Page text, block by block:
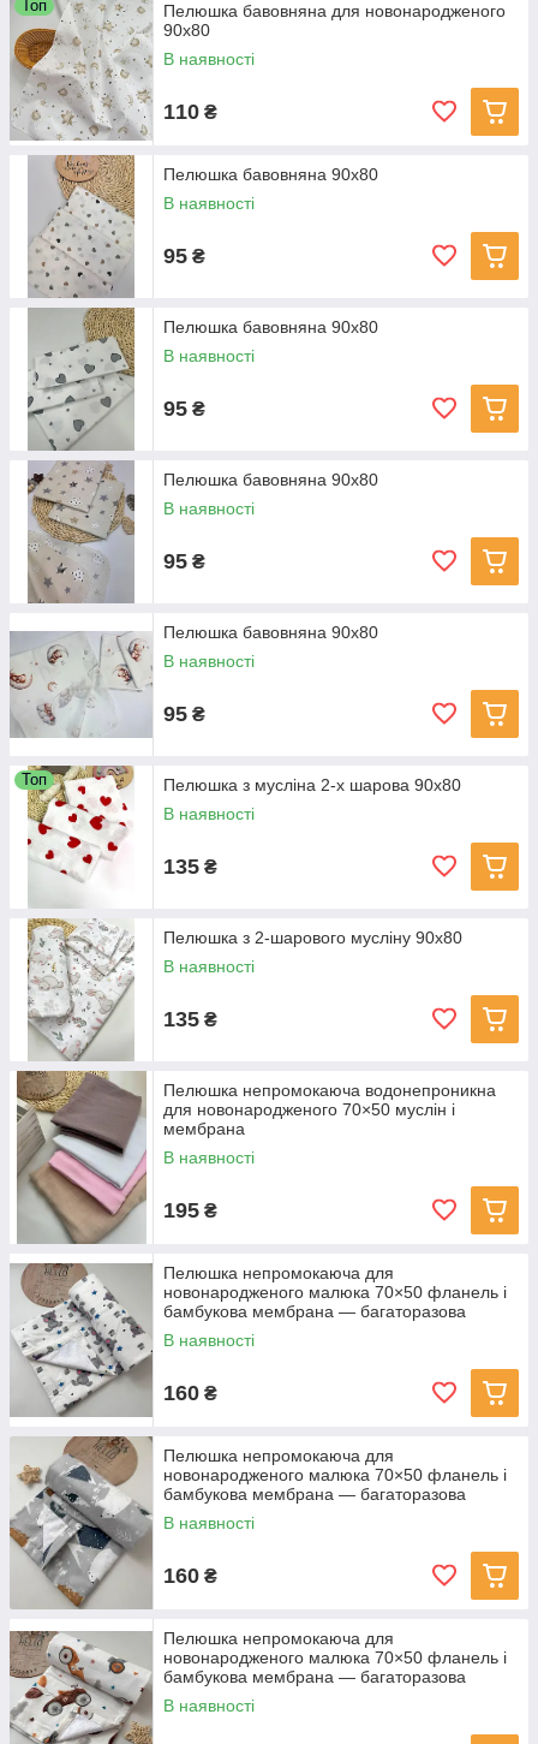
Топ
Пелюшка бавовняна для новонародженого
90х80
В наявності
110 ₴
Пелюшка бавовняна 90х80
В наявності
95 ₴
Пелюшка бавовняна 90х80
В наявності
95 ₴
Пелюшка бавовняна 90х80
В наявності
95 ₴
Пелюшка бавовняна 90х80
В наявності
95 ₴
Топ
Пелюшка з мусліна 2-х шарова 90х80
В наявності
135 ₴
Пелюшка з 2-шарового мусліну 90х80
В наявності
135 ₴
Пелюшка непромокаюча водонепроникна
для новонародженого 70×50 муслін і
мембрана
В наявності
195 ₴
Пелюшка непромокаюча для
новонародженого малюка 70×50 фланель і
бамбукова мембрана — багаторазова
водонепроникна пелюшка Біла Тедді
В наявності
160 ₴
Пелюшка непромокаюча для
новонародженого малюка 70×50 фланель і
бамбукова мембрана — багаторазова
водонепроникна пелюшка Сіра ведмедики
В наявності
160 ₴
Пелюшка непромокаюча для
новонародженого малюка 70×50 фланель і
бамбукова мембрана — багаторазова
водонепроникна пелюшка Біла машинки
В наявності